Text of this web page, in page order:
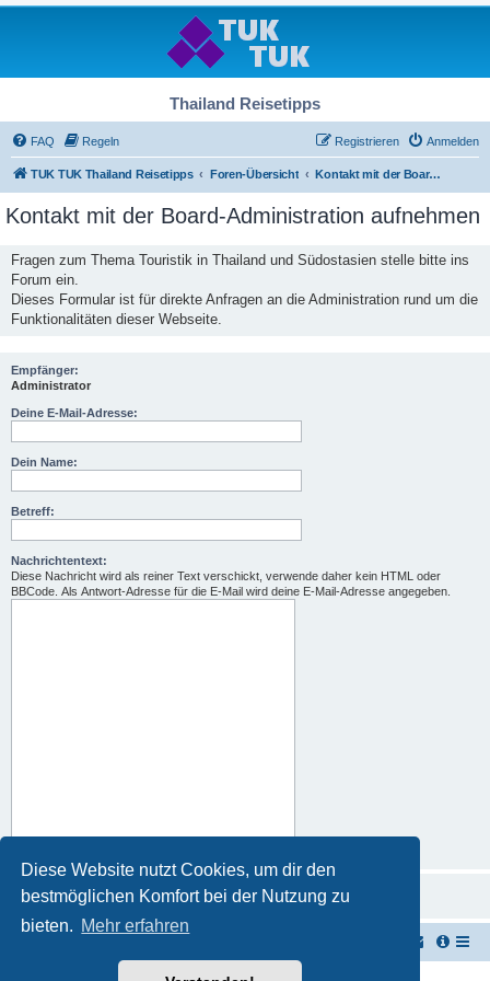
Diese Website nutzt Cookies, um dir den
bestmöglichen Komfort bei der Nutzung zu
bieten. Mehr erfahren
Thailand Reisetipps
FAQ Regeln Anmelden
Registrieren
TUK TUK Thailand Reisetipps Foren-Übersicht Kontakt mit der Board-Administration aufnehmen
Kontakt mit der Board-Administration aufnehmen
Fragen zum Thema Touristik in Thailand und Südostasien stelle bitte ins
Forum ein.
Dieses Formular ist für direkte Anfragen an die Administration rund um die
Funktionalitäten dieser Webseite.
Empfänger:
Administrator
Deine E-Mail-Adresse:
Dein Name:
Betreff:
Nachrichtentext:
Diese Nachricht wird als reiner Text verschickt, verwende daher kein HTML oder
BBCode. Als Antwort-Adresse für die E-Mail wird deine E-Mail-Adresse angegeben.